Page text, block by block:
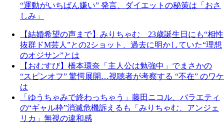
“運動がいちばん嫌い” 発言、ダイエットの秘策は「おさ
しみ」
【結婚希望の声まで】みりちゃむ 23歳誕生日にも“相性
抜群ドM芸人”との2ショット、過去に明かしていた“理想
のオジサン”とは
【おむすび】橋本環奈「主人公は勉強中」でまさかの
“スピンオフ” 驚愕展開…視聴者が考察する “不在” のワケ
は
「ゆうちゃみで終わっちゃう」藤田ニコル、バラエティ
の“ギャル枠”消滅危機訴えるも「みりちゃむ、アンジェ
リカ」無視の違和感